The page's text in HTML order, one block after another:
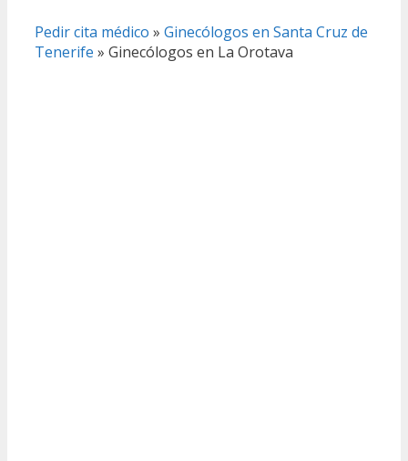
Pedir cita médico » Ginecólogos en Santa Cruz de
Tenerife » Ginecólogos en La Orotava